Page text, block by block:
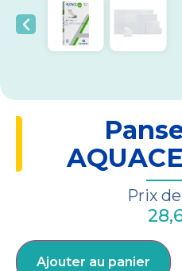
Prix
Ajouter au panier